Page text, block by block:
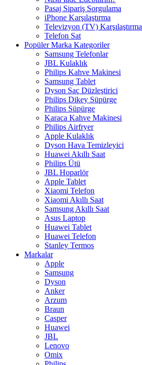
Pasaj Sipariş Sorgulama
iPhone Karşılaştırma
Televizyon (TV) Karşılaştırma
Telefon Sat
Popüler Marka Kategoriler
Samsung Telefonlar
JBL Kulaklık
Philips Kahve Makinesi
Samsung Tablet
Dyson Saç Düzleştirici
Philips Dikey Süpürge
Philips Süpürge
Karaca Kahve Makinesi
Philips Airfryer
Apple Kulaklık
Dyson Hava Temizleyici
Huawei Akıllı Saat
Philips Ütü
JBL Hoparlör
Apple Tablet
Xiaomi Telefon
Xiaomi Akıllı Saat
Samsung Akıllı Saat
Asus Laptop
Huawei Tablet
Huawei Telefon
Stanley Termos
Markalar
Apple
Samsung
Dyson
Anker
Arzum
Braun
Casper
Huawei
JBL
Lenovo
Omix